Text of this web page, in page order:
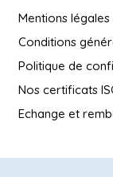
Mentions légales
Conditions
Politique de
Nos certificats
Echange et